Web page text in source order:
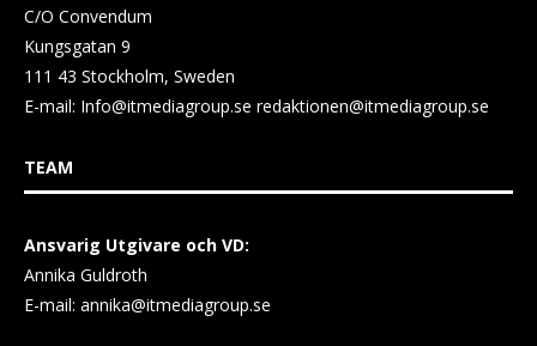
C/O Convendum
Kungsgatan 9
111 43 Stockholm, Sweden
E-mail: Info@itmediagroup.se redaktionen@itmediagroup.se
TEAM
Ansvarig Utgivare och VD:
Annika Guldroth
E-mail: annika@itmediagroup.se